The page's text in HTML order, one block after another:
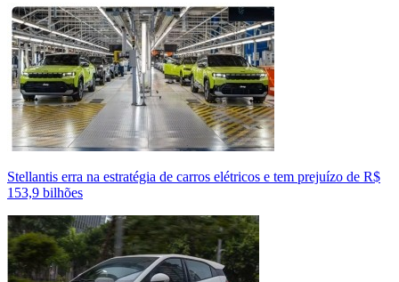
Stellantis erra na estratégia de carros elétricos e tem prejuízo de R$
153,9 bilhões